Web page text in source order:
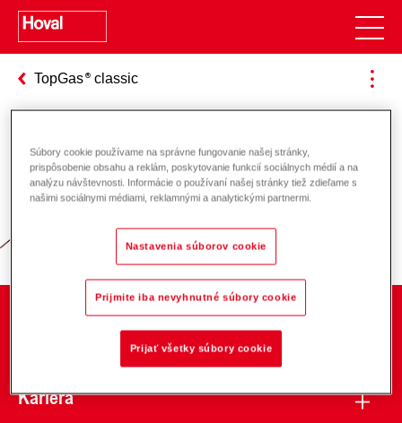
TopGas classic
Zodpovednosť za energiu a životné
prostredie
O spoločnosti
Kariéra
Súbory cookie používame na správne fungovanie našej stránky,
prispôsobenie obsahu a reklám, poskytovanie funkcií sociálnych médií a na
analýzu návštevnosti. Informácie o používaní našej stránky tiež zdieľame s
našimi sociálnymi médiami, reklamnými a analytickými partnermi.
Nastavenia súborov cookie
Prijmite iba nevyhnutné súbory cookie
Prijať všetky súbory cookie